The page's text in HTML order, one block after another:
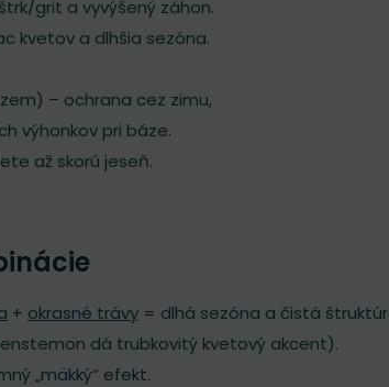
grit a vyvýšený záhon.
kvetov a dlhšia sezóna.
– ochrana cez zimu,
výhonkov pri báze.
až skorú jeseň.
+ okrasné trávy = dlhá sezóna a čistá
dá trubkovitý kvetový akcent).
„mäkký“ efekt.